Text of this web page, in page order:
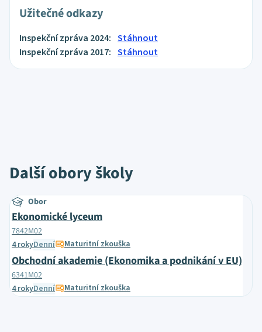
Užitečné odkazy
Inspekční zpráva 2024: Stáhnout
Inspekční zpráva 2017: Stáhnout
Další obory školy
Obor
Ekonomické lyceum
7842M02
4 rokyDenní Maturitní zkouška
Obchodní akademie (Ekonomika a podnikání v EU)
6341M02
4 rokyDenní Maturitní zkouška